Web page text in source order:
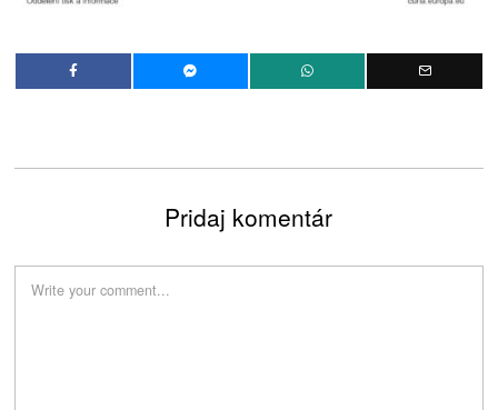
Pridaj komentár